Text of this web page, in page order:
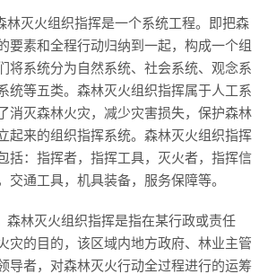
林灭火组织指挥是一个系统工程。即把森
要素和全程行动归纳到一起，构成一个组
将系统分为自然系统、社会系统、观念系
统等五类。森林灭火组织指挥属于人工系
消灭森林火灾，减少灾害损失，保护森林
起来的组织指挥系统。森林灭火组织指挥
括：指挥者，指挥工具，灭火者，指挥信
交通工具，机具装备，服务保障等。
森林灭火组织指挥是指在某行政或责任
灾的目的，该区域内地方政府、林业主管
导者，对森林灭火行动全过程进行的运筹